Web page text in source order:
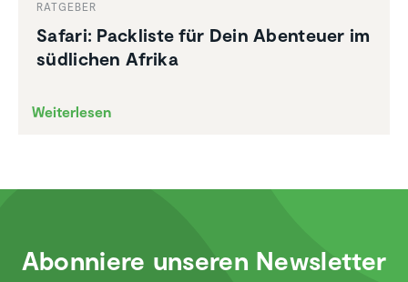
RATGEBER
Safari: Packliste für Dein Abenteuer im
südlichen Afrika
Weiterlesen
Abonniere unseren Newsletter